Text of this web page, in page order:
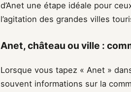
d’Anet une étape idéale pour
l’agitation des grandes villes
Anet, château ou ville :
Lorsque vous tapez « Anet »
souvent informations sur la